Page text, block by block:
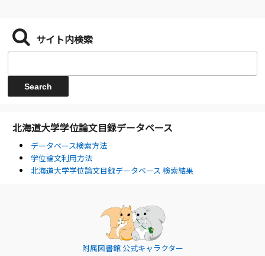
サイト内検索
北海道大学学位論文目録データベース
データベース検索方法
学位論文利用方法
北海道大学学位論文目録データベース 検索結果
附属図書館 公式キャラクター